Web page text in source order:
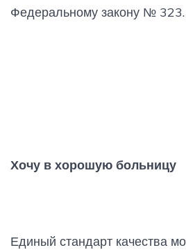
Федеральному закону № 323.
Хочу в хорошую больницу
Единый стандарт качества